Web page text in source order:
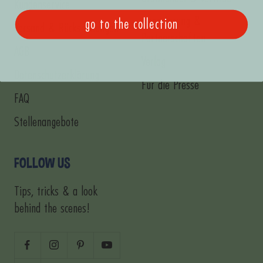
Versand & Rücksendungen
FAQ
Stellenangebote
Lizenzierung &
Partnerschaften
Für die Presse
FOLLOW US
Tips, tricks & a look
behind the scenes!
go to the collection